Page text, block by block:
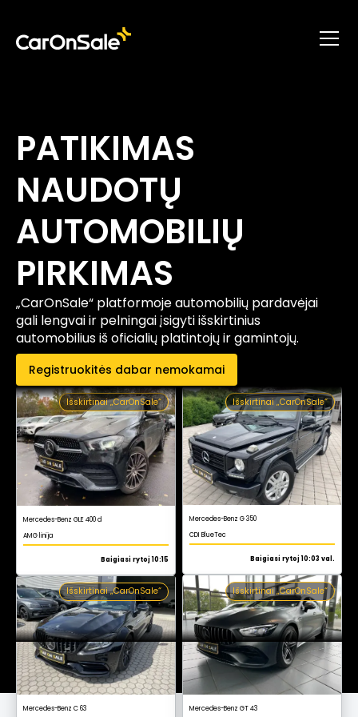
PATIKIMAS
NAUDOTŲ
AUTOMOBILIŲ
PIRKIMAS
„CarOnSale“ platformoje automobilių pardavėjai
gali lengvai ir pelningai įsigyti išskirtinius
automobilius iš oficialių platintojų ir gamintojų.
Registruokitės dabar nemokamai
Mercedes-Benz GLE 400 d
AMG linija
Baigiasi rytoj 10:15
Išskirtinai „CarOnSale“
Mercedes-Benz C 63
Išskirtinai „CarOnSale“
Mercedes-Benz G 350
CDI BlueTec
Baigiasi rytoj 10:03 val.
Išskirtinai „CarOnSale“
Mercedes-Benz GT 43
Išskirtinai „CarOnSale“